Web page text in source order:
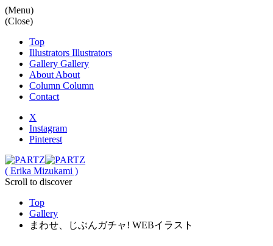
(Menu)
(Close)
Top
Illustrators Illustrators
Gallery Gallery
About About
Column Column
Contact
X
Instagram
Pinterest
( Erika Mizukami )
Scroll to discover
Top
Gallery
まわせ、じぶんガチャ! WEBイラスト